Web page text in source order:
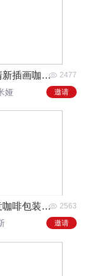
复古小清新插画咖啡包装 2477
娅 邀请
复古创意咖啡包装礼盒 2563
邀请